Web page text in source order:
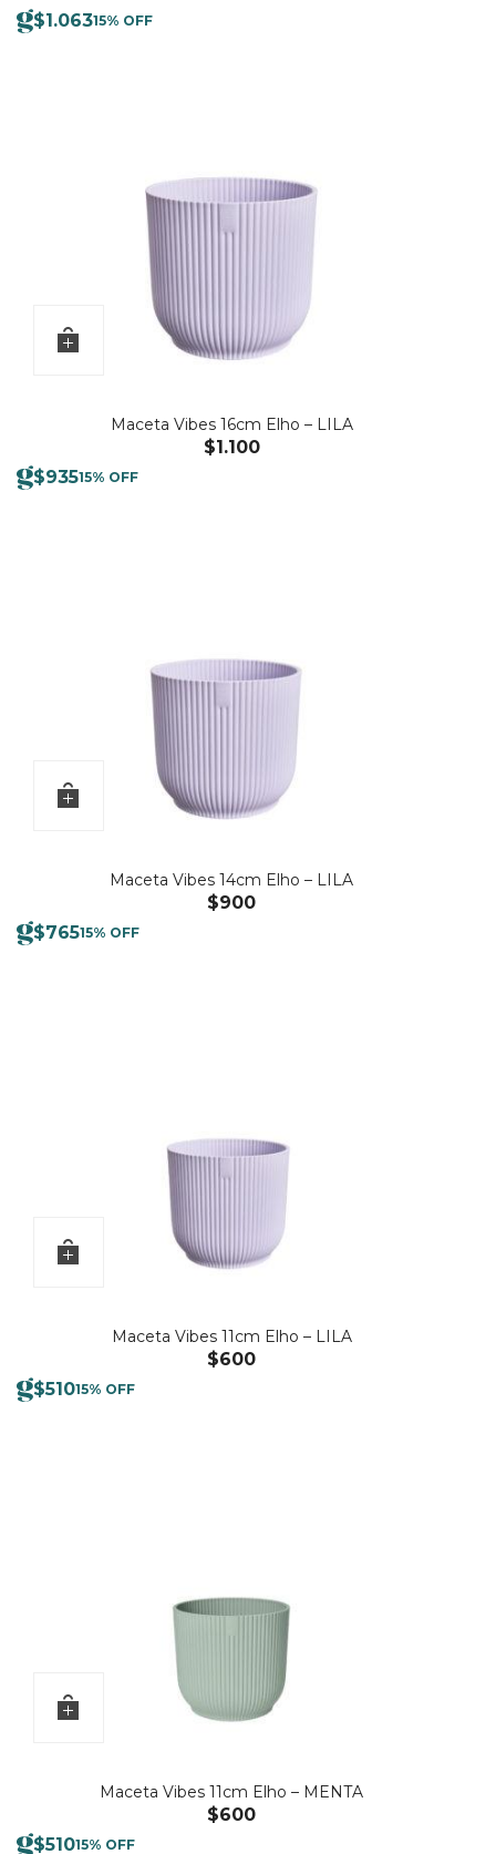
$1.06315% OFF
Maceta Vibes 16cm Elho – LILA
$1.100
$93515% OFF
Maceta Vibes 14cm Elho – LILA
$900
$76515% OFF
Maceta Vibes 11cm Elho – LILA
$600
$51015% OFF
Maceta Vibes 11cm Elho – MENTA
$600
$51015% OFF